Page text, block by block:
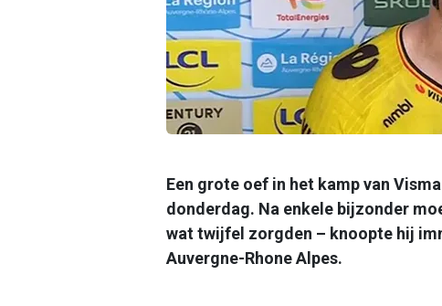
Een grote oef in het kamp van
donderdag. Na enkele bijzonder
wat twijfel zorgden – knoopte hij
Auvergne-Rhone Alpes.